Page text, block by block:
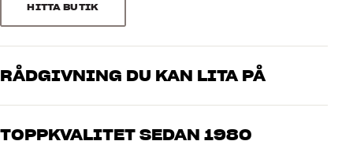
Färger: Vit, svart eller silver
1
Sortera efter
HITTA BUTIK
RÅDGIVNING DU KAN LITA PÅ
Våra medarbetare är riktiga entusiaster som kan produkterna och
vad du drömmer om, så hjälper vi dig att hitta den lösning som
TOPPKVALITET SEDAN 1980